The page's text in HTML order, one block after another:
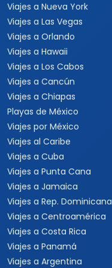
Viajes a Nueva York
Viajes a Las Vegas
Viajes a Orlando
Viajes a Hawaii
Viajes a Los Cabos
Viajes a Cancún
Viajes a Chiapas
Playas de México
Viajes por México
Viajes al Caribe
Viajes a Cuba
Viajes a Punta Cana
Viajes a Jamaica
Viajes a Rep. Dominicana
Viajes a Centroamérica
Viajes a Costa Rica
Viajes a Panamá
Viajes a Argentina